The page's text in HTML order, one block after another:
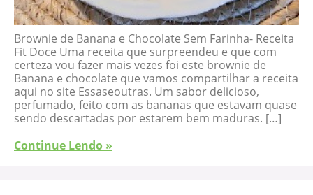
Brownie de Banana e Chocolate Sem Farinha- Receita
Fit Doce Uma receita que surpreendeu e que com
certeza vou fazer mais vezes foi este brownie de
Banana e chocolate que vamos compartilhar a receita
aqui no site Essaseoutras. Um sabor delicioso,
perfumado, feito com as bananas que estavam quase
sendo descartadas por estarem bem maduras. […]
Continue Lendo »